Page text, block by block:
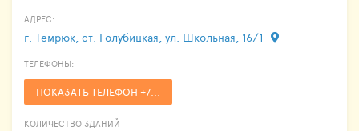
АДРЕС:
г. Темрюк, ст. Голубицкая, ул. Школьная, 16/1
ТЕЛЕФОНЫ:
ПОКАЗАТЬ ТЕЛЕФОН +7...
КОЛИЧЕСТВО ЗДАНИЙ